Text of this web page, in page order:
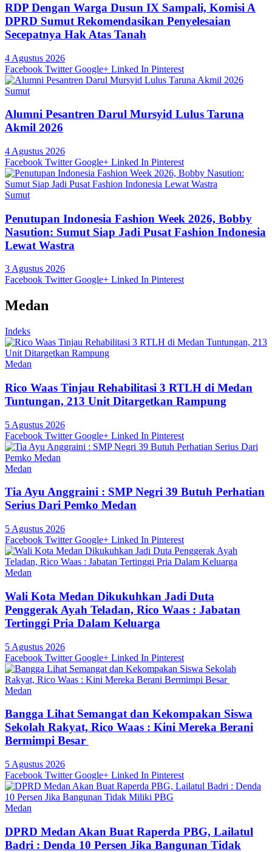
RDP Dengan Warga Dusun IX Sampali, Komisi A
DPRD Sumut Rekomendasikan Penyelesaian
Secepatnya Hak Atas Tanah
4 Agustus 2026
Facebook Twitter Google+ Linked In Pinterest
Sumut
Alumni Pesantren Darul Mursyid Lulus Taruna
Akmil 2026
4 Agustus 2026
Facebook Twitter Google+ Linked In Pinterest
Sumut
Penutupan Indonesia Fashion Week 2026, Bobby
Nasution: Sumut Siap Jadi Pusat Fashion Indonesia
Lewat Wastra
3 Agustus 2026
Facebook Twitter Google+ Linked In Pinterest
Medan
Indeks
Medan
Rico Waas Tinjau Rehabilitasi 3 RTLH di Medan
Tuntungan, 213 Unit Ditargetkan Rampung
5 Agustus 2026
Facebook Twitter Google+ Linked In Pinterest
Medan
Tia Ayu Anggraini : SMP Negri 39 Butuh Perhatian
Serius Dari Pemko Medan
5 Agustus 2026
Facebook Twitter Google+ Linked In Pinterest
Medan
Wali Kota Medan Dikukuhkan Jadi Duta
Penggerak Ayah Teladan, Rico Waas : Jabatan
Tertinggi Pria Dalam Keluarga
5 Agustus 2026
Facebook Twitter Google+ Linked In Pinterest
Medan
Bangga Lihat Semangat dan Kekompakan Siswa
Sekolah Rakyat, Rico Waas : Kini Mereka Berani
Bermimpi Besar
5 Agustus 2026
Facebook Twitter Google+ Linked In Pinterest
Medan
DPRD Medan Akan Buat Raperda PBG, Lailatul
Badri : Denda 10 Persen Jika Bangunan Tidak